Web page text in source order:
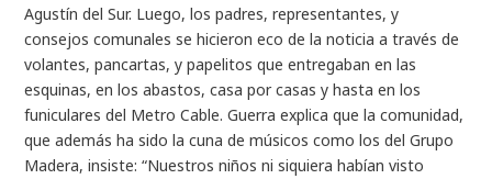
Agustín del Sur. Luego, los padres, representantes, y
consejos comunales se hicieron eco de la noticia a través de
volantes, pancartas, y papelitos que entregaban en las
esquinas, en los abastos, casa por casas y hasta en los
funiculares del Metro Cable. Guerra explica que la comunidad,
que además ha sido la cuna de músicos como los del Grupo
Madera, insiste: “Nuestros niños ni siquiera habían visto